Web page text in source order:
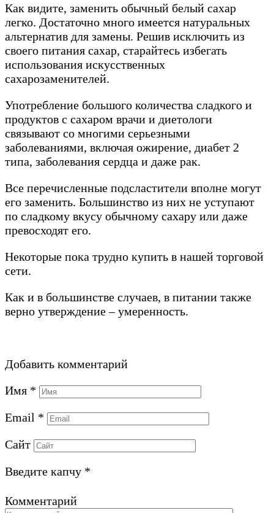
Как видите, заменить обычный белый сахар
легко. Достаточно много имеется натуральных
альтернатив для замены. Решив исключить из
своего питания сахар, старайтесь избегать
использования искусственных
сахарозаменителей.
Употребление большого количества сладкого и
продуктов с сахаром врачи и диетологи
связывают со многими серьезными
заболеваниями, включая ожирение, диабет 2
типа, заболевания сердца и даже рак.
Все перечисленные подсластители вполне могут
его заменить. Большинство из них не уступают
по сладкому вкусу обычному сахару или даже
превосходят его.
Некоторые пока трудно купить в нашей торговой
сети.
Как и в большинстве случаев, в питании также
верно утверждение – умеренность.
Добавить комментарий
Имя *
Email *
Сайт
Введите капчу *
Комментарий